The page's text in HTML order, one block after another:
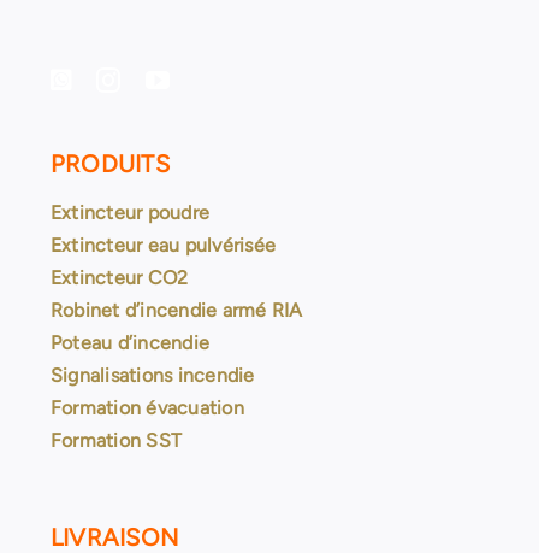
PRODUITS
Extincteur poudre
Extincteur eau pulvérisée
Extincteur CO2
Robinet d’incendie armé RIA
Poteau d’incendie
Signalisations incendie
Formation évacuation
Formation SST
LIVRAISON